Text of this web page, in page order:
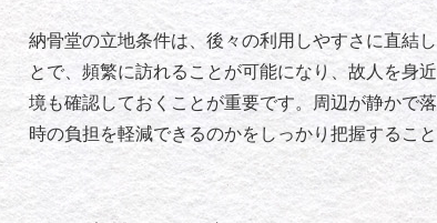
納骨堂の立地条件は、後々の利用しやすさに直結
とで、頻繁に訪れることが可能になり、故人を身
境も確認しておくことが重要です。周辺が静かで
時の負担を軽減できるのかをしっかり把握すること